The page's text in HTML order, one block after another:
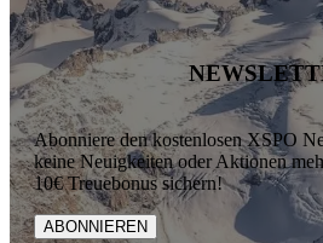
Abonniere den kostenlosen XSPO
keine Neuigkeiten oder Aktionen
10€ Treuebonus sichern!
ABONNIEREN